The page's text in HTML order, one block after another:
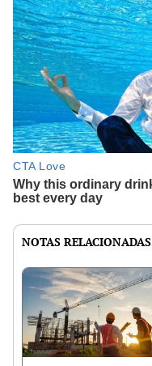
NOTAS RELACIONADAS